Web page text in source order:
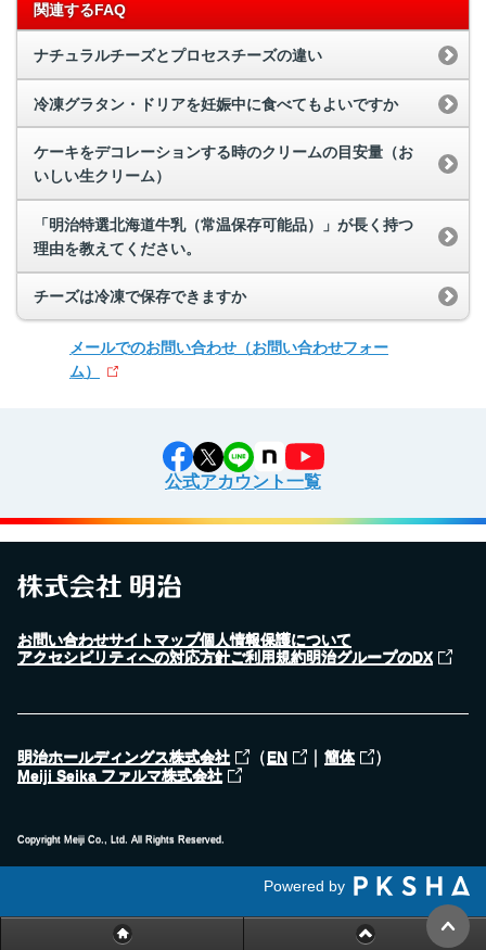
関連するFAQ
ナチュラルチーズとプロセスチーズの違い
冷凍グラタン・ドリアを妊娠中に食べてもよいですか
ケーキをデコレーションする時のクリームの目安量（お
いしい生クリーム）
「明治特選北海道牛乳（常温保存可能品）」が長く持つ
理由を教えてください。
チーズは冷凍で保存できますか
メールでのお問い合わせ （お問い合わせフォー
ム）
公式アカウント一覧
お問い合わせサイトマップ個人情報保護について
アクセシビリティへの対応方針ご利用規約明治グループのDX
明治ホールディングス株式会社 （EN ｜ 簡体 ）
Meiji Seika ファルマ株式会社
Copyright Meiji Co., Ltd. All Rights Reserved.
Powered by